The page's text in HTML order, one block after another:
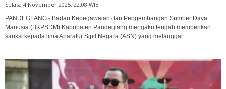
Selasa 4 November 2025, 22:08 WIB
PANDEGLANG - Badan Kepegawaian dan Pengembangan Sumber Daya
Manusia (BKPSDM) Kabupaten Pandeglang mengaku tengah memberikan
sanksi kepada lima Aparatur Sipil Negara (ASN) yang melanggar...